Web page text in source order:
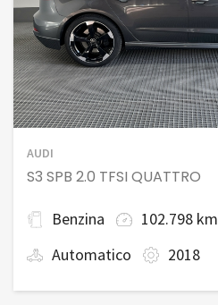
AUDI
S3 SPB 2.0 TFSI QUATTRO
Benzina 102.798 km
Automatico
2018